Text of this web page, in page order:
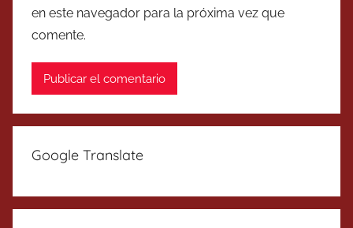
en este navegador para la próxima vez que
comente.
Google Translate